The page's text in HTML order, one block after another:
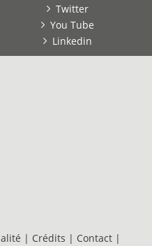
Twitter
You Tube
Linkedin
| Crédits | Contact |